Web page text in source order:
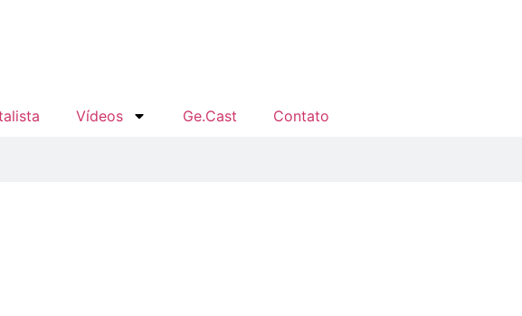
Vídeos Ge.Cast Contato